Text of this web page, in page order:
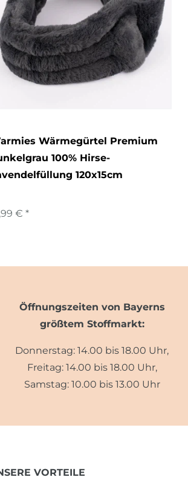
Wärmegürtel Premium
100% Hirse-
120x15cm
€ *
Öffnungszeiten von Bayerns
größtem Stoffmarkt:
Donnerstag: 14.00 bis 18.00 Uhr,
Freitag: 14.00 bis 18.00 Uhr,
Samstag: 10.00 bis 13.00 Uhr
VORTEILE